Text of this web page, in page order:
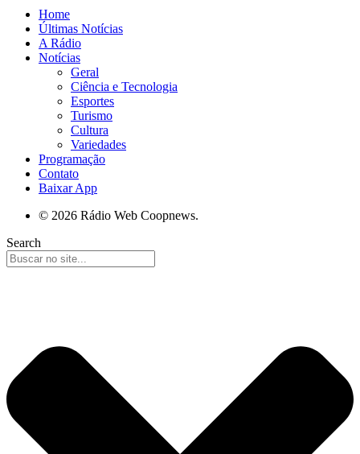
Home
Últimas Notícias
A Rádio
Notícias
Geral
Ciência e Tecnologia
Esportes
Turismo
Cultura
Variedades
Programação
Contato
Baixar App
© 2026 Rádio Web Coopnews.
Search